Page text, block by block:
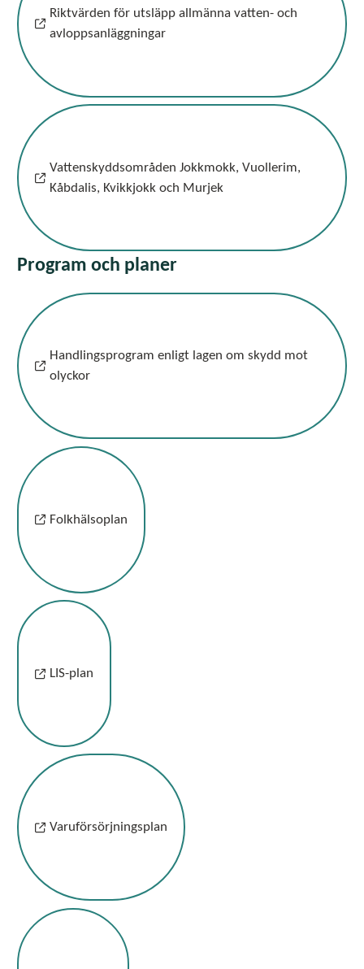
Riktvärden för utsläpp allmänna vatten- och
avloppsanläggningar
Vattenskyddsområden Jokkmokk, Vuollerim,
Kåbdalis, Kvikkjokk och Murjek
Program och planer
Handlingsprogram enligt lagen om skydd mot
olyckor
Folkhälsoplan
LIS-plan
Varuförsörjningsplan